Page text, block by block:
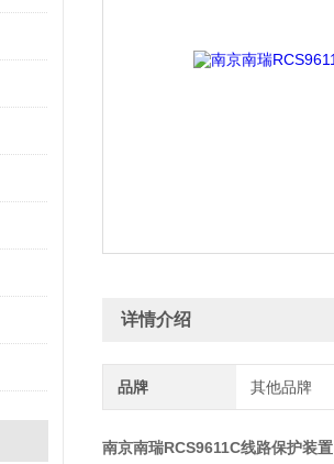
详情介绍
品牌 其他品牌
南京南瑞RCS9611C线路保护装置